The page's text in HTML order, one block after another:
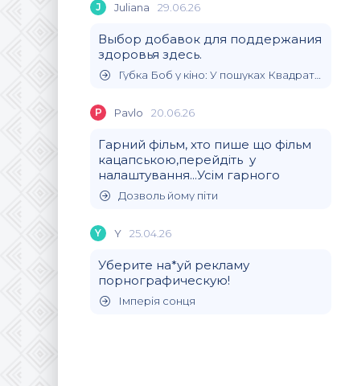
J Juliana 29.06.26
Выбор добавок для поддержания
здоровья здесь.
Губка Боб у кіно: У пошуках Квадратних Штанів
P Pavlo 20.06.26
Гарний фільм, хто пише що фільм
кацапською,перейдіть у
налаштування...Усім гарного
Дозволь йому піти
Y Y 25.04.26
Уберите на*уй рекламу
порнографическую!
Імперія сонця